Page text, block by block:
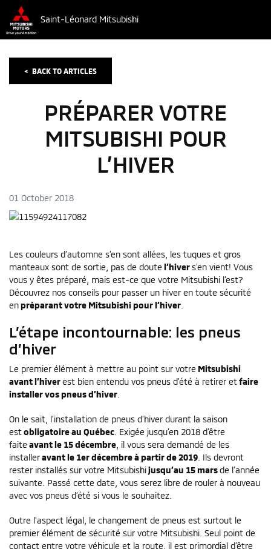
Saint-Léonard Mitsubishi
< BACK TO ARTICLES
PRÉPARER VOTRE
MITSUBISHI POUR
L’HIVER
01 October 2018
Les couleurs d’automne s’en sont allées, les tuques et gros
manteaux sont de sortie, pas de doute l’hivers’en vient! Vous
vous y êtes préparé, mais est-ce que votre Mitsubishi l’est?
Découvrez nos conseils pour passer un hiver en toute sécurité
enpréparant votre Mitsubishi pour l’hiver
L’étape incontournable: les pneus
d’hiver
Le premier élément à mettre au point sur votre Mitsubishi
avant l’hiverest bien entendu vos pneus d’été à retirer etfaire
installer vos pneus d’hiver
On le sait, l’installation de pneus d’hiver durant la saison
estobligatoire au Québec . Exigée jusqu’en 2018 d’être
faite avant le 15 décembre , il vous sera demandé de les
installeravant le 1er décembre à partir de 2019 . Ils devront
rester installés sur votre Mitsubishijusqu’au 15 marsde l’année
suivante. Passé cette date, vous serez libre de rouler à nouveau
avec vos pneus d’été si vous le souhaitez.
Outre l’aspect légal, le changement de pneus est surtout le
premier élément de sécurité sur votre Mitsubishi. Seul point de
contact entre votre véhicule et la route, il est primordial d’être